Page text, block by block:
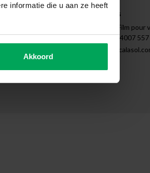
informatie die u aan ze heeft
Akkoord
Coordonnées
SCALASOL® | Film pour
+31 (0)85 - 4007 557